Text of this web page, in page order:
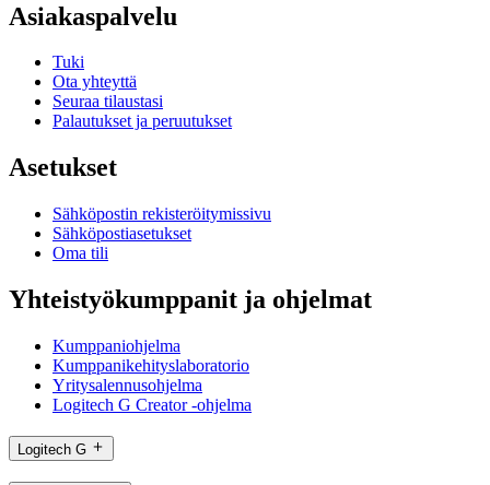
Asiakaspalvelu
Tuki
Ota yhteyttä
Seuraa tilaustasi
Palautukset ja peruutukset
Asetukset
Sähköpostin rekisteröitymissivu
Sähköpostiasetukset
Oma tili
Yhteistyökumppanit ja ohjelmat
Kumppaniohjelma
Kumppanikehityslaboratorio
Yritysalennusohjelma
Logitech G Creator -ohjelma
Logitech G